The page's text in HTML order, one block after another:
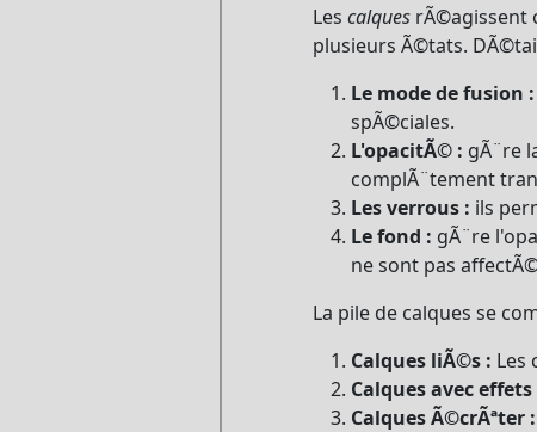
Les calques rÃ©agissent
plusieurs Ã©tats.
Le mode de fusion :
spÃ©ciales.
L'opacitÃ© : gÃ¨re
complÃ¨tement
Les verrous : ils
Le fond : gÃ¨re
ne sont pas
La pile de calques se
Calques liÃ©s : Les
Calques avec effets
Calques Ã©crÃªter :